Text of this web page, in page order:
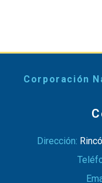
Corporación
Dirección: